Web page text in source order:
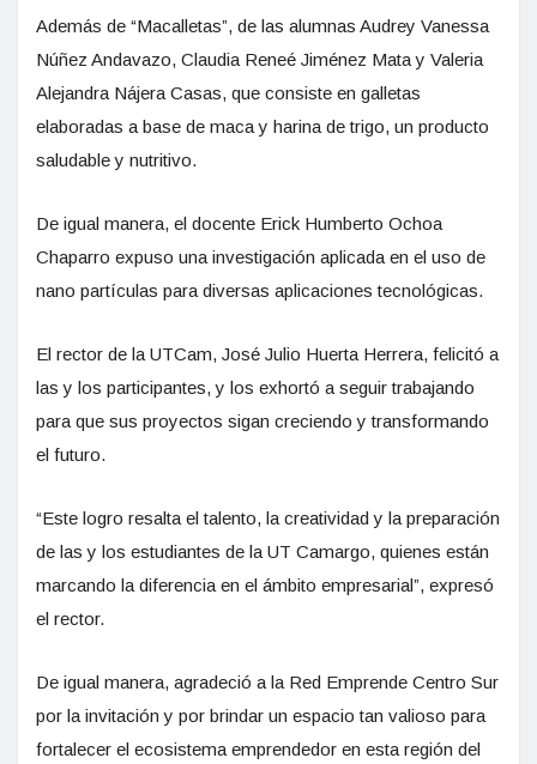
Además de “Macalletas”, de las alumnas Audrey Vanessa
Núñez Andavazo, Claudia Reneé Jiménez Mata y Valeria
Alejandra Nájera Casas, que consiste en galletas
elaboradas a base de maca y harina de trigo, un producto
saludable y nutritivo.
De igual manera, el docente Erick Humberto Ochoa
Chaparro expuso una investigación aplicada en el uso de
nano partículas para diversas aplicaciones tecnológicas.
El rector de la UTCam, José Julio Huerta Herrera, felicitó a
las y los participantes, y los exhortó a seguir trabajando
para que sus proyectos sigan creciendo y transformando
el futuro.
“Este logro resalta el talento, la creatividad y la preparación
de las y los estudiantes de la UT Camargo, quienes están
marcando la diferencia en el ámbito empresarial”, expresó
el rector.
De igual manera, agradeció a la Red Emprende Centro Sur
por la invitación y por brindar un espacio tan valioso para
fortalecer el ecosistema emprendedor en esta región del